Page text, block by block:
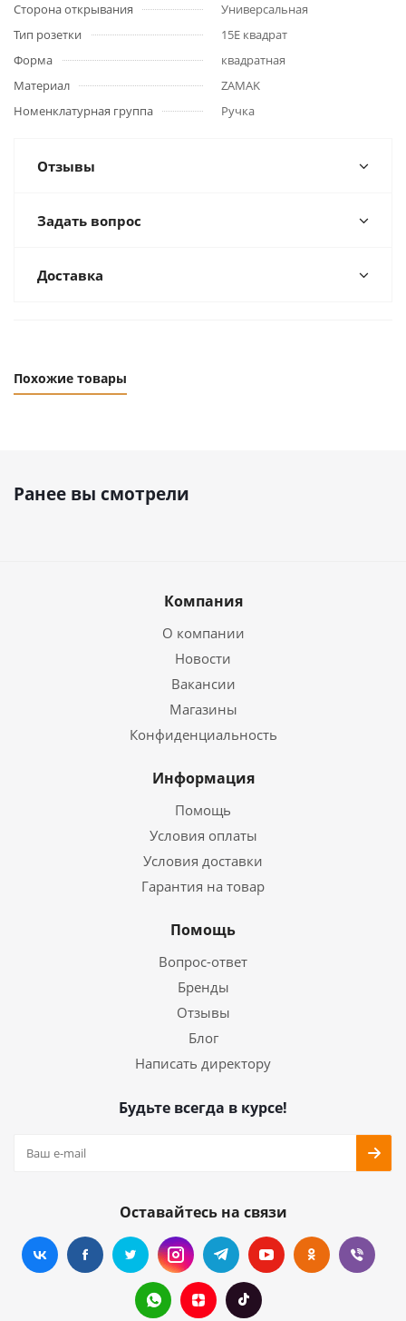
Сторона открывания
Универсальная
Тип розетки
15E квадрат
Форма
квадратная
Материал
ZAMAK
Номенклатурная группа
Ручка
Отзывы
Задать вопрос
Доставка
Похожие товары
Ранее вы смотрели
Компания
О компании
Новости
Вакансии
Магазины
Конфиденциальность
Информация
Помощь
Условия оплаты
Условия доставки
Гарантия на товар
Помощь
Вопрос-ответ
Бренды
Отзывы
Блог
Написать директору
Будьте всегда в курсе!
Оставайтесь на связи